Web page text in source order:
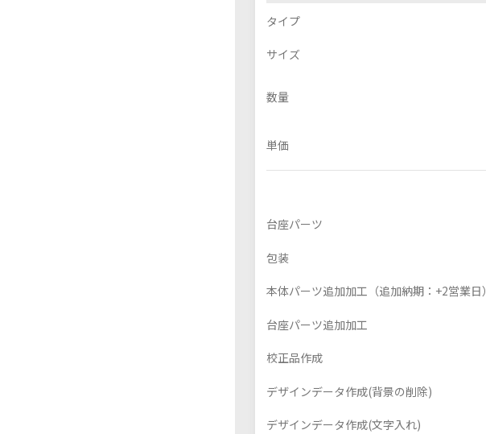
アクリルキーホルダー
タイプ
サイズ
数量
単価
台座パーツ
包装
本体パーツ追加加工（追加納期：+2営業日）
台座パーツ追加加工
校正品作成
デザインデータ作成(背景の削除)
デザインデータ作成(文字入れ)